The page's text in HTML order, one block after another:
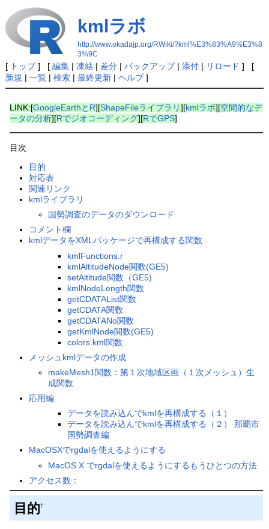
kmlラボ
http://www.okadajp.org/RWiki/?kml%E3%83%A9%E3%8
3%9C
[ トップ] [ 編集| 凍結| 差分| バックアップ| 添付| リロード ] [
新規 | 一覧| 検索| 最終更新| ヘルプ]
LINK:[GoogleEarthとR][ShapeFileライブラリ][kmlラボ][空間的なデ
ータの分析][Rでジオコーディング][RでGPS]
目次
目的
対応表
関連リンク
kmlライブラリ
国勢調査のデータのダウンロード
コメント欄
kmlデータをXMLパッケージで再構成する関数
kmlFunctions.r
kmlAltitudeNode関数(GE5)
setAltitude関数（GE5)
kmlNodeLength関数
getCDATAList関数
getCDATA関数
getCDATANo関数
getKmlNode関数(GE5)
colors.kml関数
メッシュkmlデータの作成
makeMesh1関数：第１次地域区画（１次メッシュ）生
成関数
応用編
データを読み込んでkmlを再構成する（１）
データを読み込んでkmlを再構成する（２） 那覇市
国勢調査編
MacOSXでrgdalを使えるようにする
MacOS X でrgdalを使えるようにするもうひとつの方法
アクセス数：
目的†